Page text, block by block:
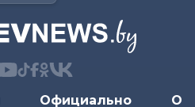
Официально